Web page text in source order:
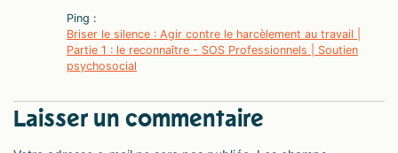
Ping :
Briser le silence : Agir contre le harcèlement au travail |
Partie 1 : le reconnaître - SOS Professionnels | Soutien
psychosocial
Laisser un commentaire